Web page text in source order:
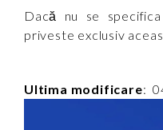
Dacă nu se
priveste exclusiv
Ultima modificare: